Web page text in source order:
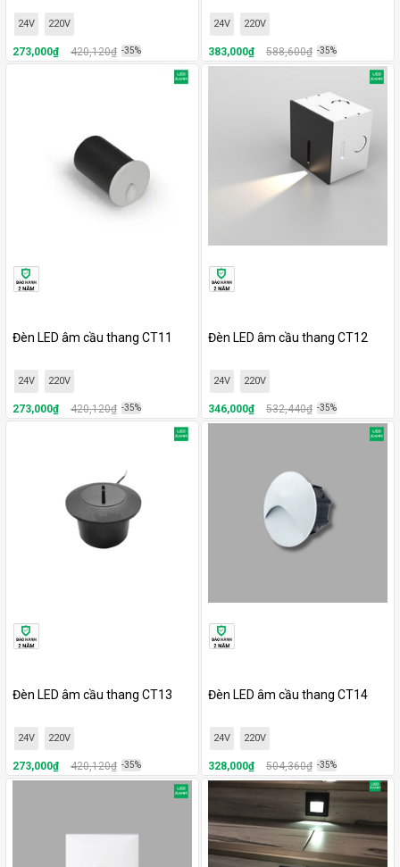
24V 220V
273,000₫ 420,120₫ -35%
24V 220V
383,000₫ 588,600₫ -35%
Đèn LED âm cầu thang CT11
24V 220V
273,000₫ 420,120₫ -35%
Đèn LED âm cầu thang CT12
24V 220V
346,000₫ 532,440₫ -35%
Đèn LED âm cầu thang CT13
24V 220V
273,000₫ 420,120₫ -35%
Đèn LED âm cầu thang CT14
24V 220V
328,000₫ 504,360₫ -35%